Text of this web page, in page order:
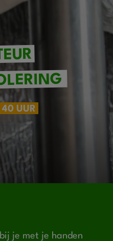
40 UUR
je met je handen